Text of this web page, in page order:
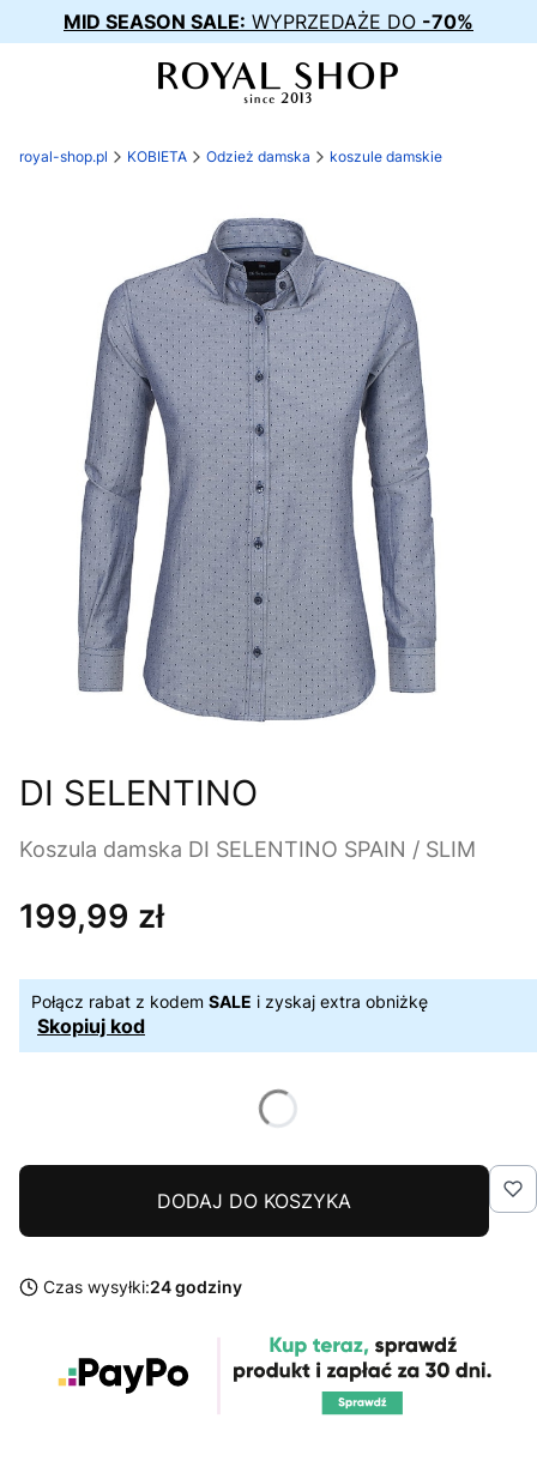
MID SEASON SALE: WYPRZEDAŻE DO -70%
royal-shop.pl KOBIETA Odzież damska koszule damskie
DI SELENTINO
Koszula damska DI SELENTINO SPAIN / SLIM
Cena
199,99 zł
Połącz rabat z kodem SALE i zyskaj extra obniżkę
Skopiuj kod
DODAJ DO KOSZYKA
Czas wysyłki:24 godziny